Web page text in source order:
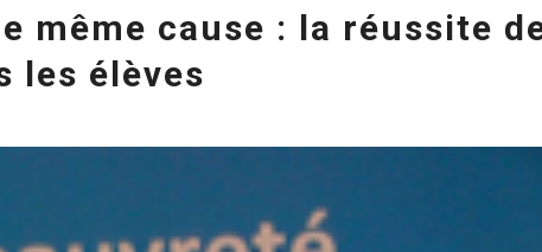
même cause : la réussite
les élèves